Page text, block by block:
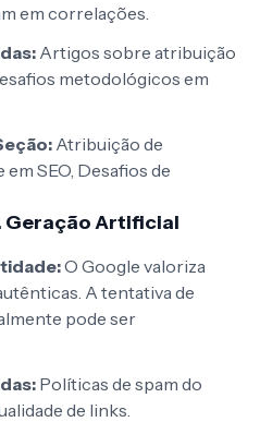
em correlações.
Artigos sobre atribuição
metodológicos em
Atribuição de
SEO, Desafios de
Geração Artificial
O Google valoriza
A tentativa de
pode ser
Políticas de spam do
de links.